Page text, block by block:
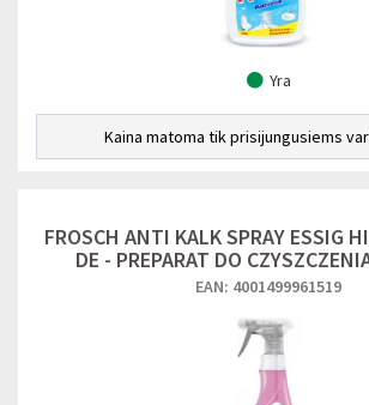
Yra
Kaina matoma tik prisijungusiems
FROSCH ANTI KALK SPRAY ESSIG
DE - PREPARAT DO
EAN: 4001499961519